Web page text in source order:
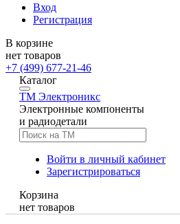
Вход
Регистрация
В корзине
нет товаров
+7 (499) 677-21-46
Каталог
TM Электроникс
Электронные компоненты
и радиодетали
Войти в личный кабинет
Зарегистрироваться
Корзина
нет товаров